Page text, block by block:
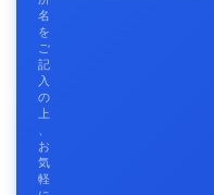
名
を
ご
記
入
の
上
、
お
気
軽